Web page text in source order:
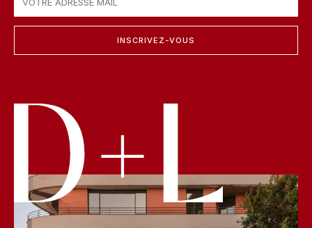
INSCRIVEZ-VOUS